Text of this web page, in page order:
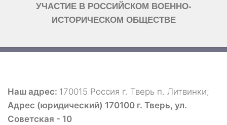
УЧАСТИЕ В РОССИЙСКОМ ВОЕННО-
ИСТОРИЧЕСКОМ ОБЩЕСТВЕ
Наш адрес: 170015 Россия г. Тверь п. Литвинки;
Адрес (юридический) 170100 г. Тверь, ул.
Советская - 10